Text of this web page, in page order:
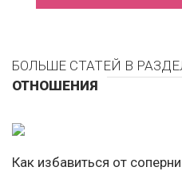
БОЛЬШЕ СТАТЕЙ В
ОТНОШЕНИЯ
Как избавиться от